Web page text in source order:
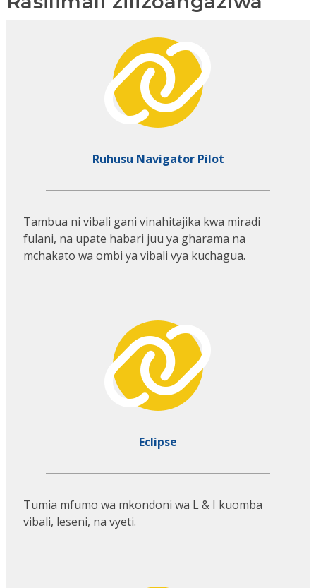
Ruhusu Navigator Pilot
Tambua ni vibali gani vinahitajika kwa miradi
fulani, na upate habari juu ya gharama na
mchakato wa ombi ya vibali vya kuchagua.
Eclipse
Tumia mfumo wa mkondoni wa L & I kuomba
vibali, leseni, na vyeti.